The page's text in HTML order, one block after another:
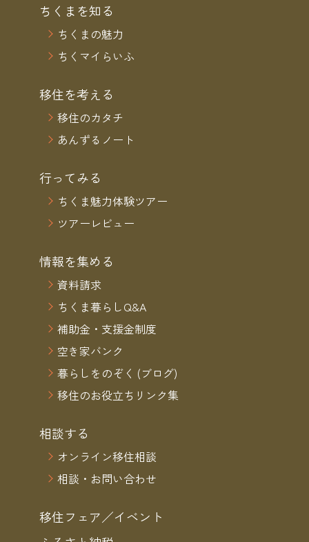
ちくまを知る
ちくまの魅力
ちくマイらいふ
移住を考える
移住のカタチ
あんずるノート
行ってみる
ちくま魅力体験ツアー
ツアーレビュー
情報を集める
資料請求
ちくま暮らしQ&A
補助金・支援金制度
空き家バンク
暮らしをのぞく (ブログ)
移住のお役立ちリンク集
相談する
オンライン移住相談
相談・お問い合わせ
移住フェア／イベント